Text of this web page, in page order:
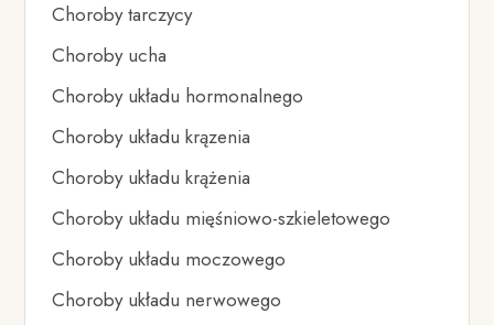
Choroby tarczycy
Choroby ucha
Choroby układu hormonalnego
Choroby układu krązenia
Choroby układu krążenia
Choroby układu mięśniowo-szkieletowego
Choroby układu moczowego
Choroby układu nerwowego